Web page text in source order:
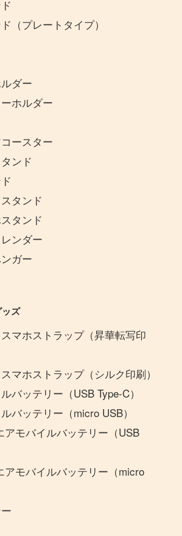
（プレートタイプ）
ダー
ホルダー
ースター
ンド
タンド
タンド
ンダー
ガー
ズ
マホストラップ（昇華転写印
マホストラップ（シルク印刷）
バッテリー（USB Type-C）
バッテリー（micro USB）
アモバイルバッテリー（USB
アモバイルバッテリー（micro